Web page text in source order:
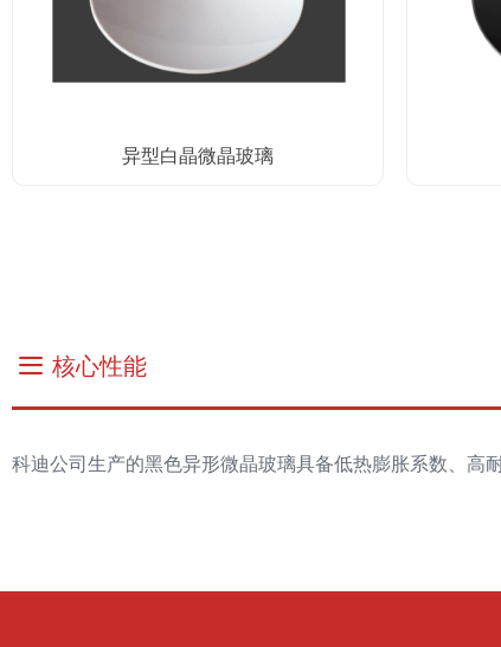
异型白晶微晶玻璃
끀 核心性能
科迪公司生产的黑色异形微晶玻璃具备低热膨胀系数、高